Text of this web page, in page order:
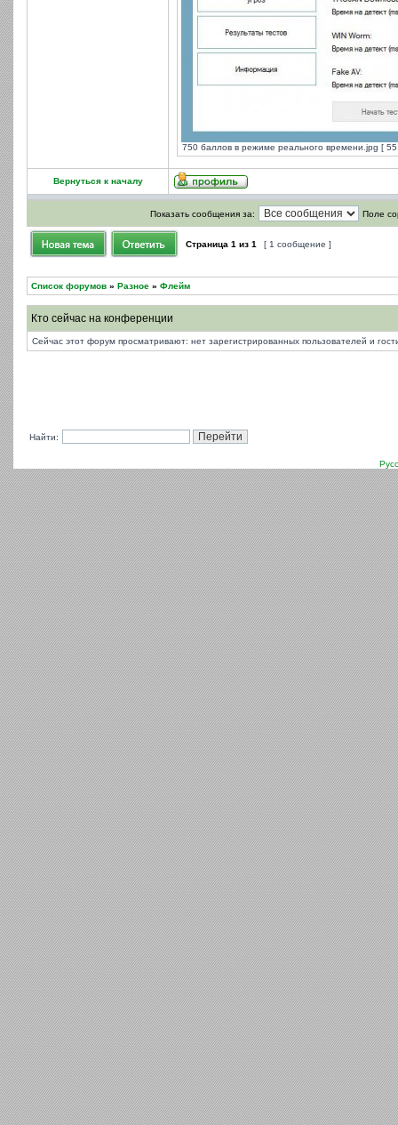
750 баллов в режиме реального времени.jpg [
Вернуться к началу
Показать сообщения за: Поле
Страница 1 из 1 [ 1 сообщение ]
Список форумов » Разное » Флейм
Кто сейчас на конференции
Сейчас этот форум просматривают: нет зарегистрированных пользователей и
Найти: